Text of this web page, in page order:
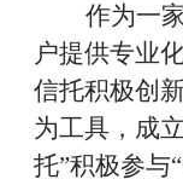
作为一
户提供专业
信托积极创
为工具，成
托”积极参与“